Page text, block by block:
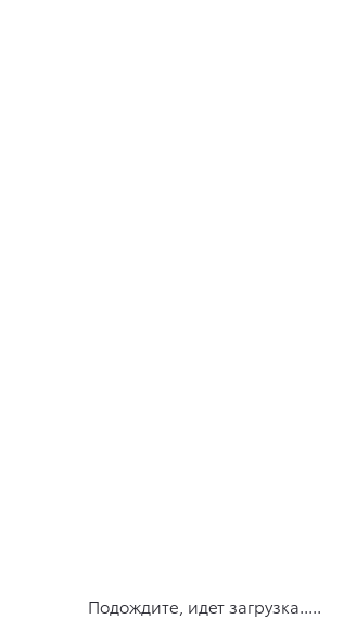
Подождите, идет загрузка.....